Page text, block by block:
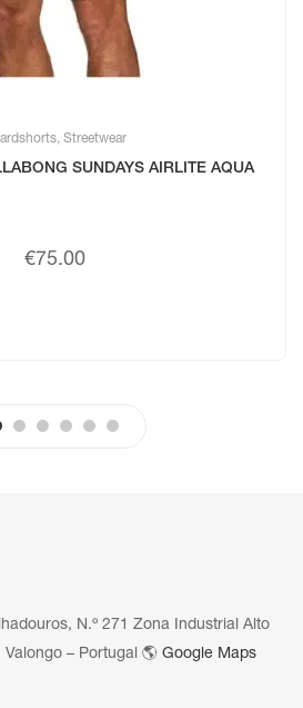
, Streetwear
SUNDAYS AIRLITE AQUA
€75.00
N.º 271 Zona Industrial Alto
– Portugal 🌎 Google Maps